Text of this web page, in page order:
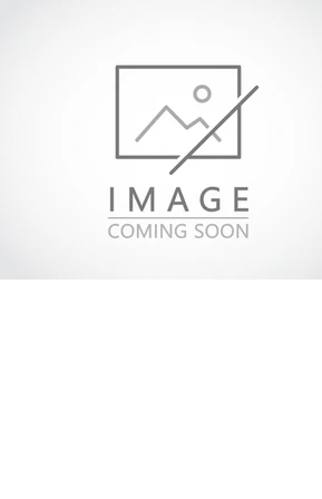
vorne, 1 x Nachlauflenkachse